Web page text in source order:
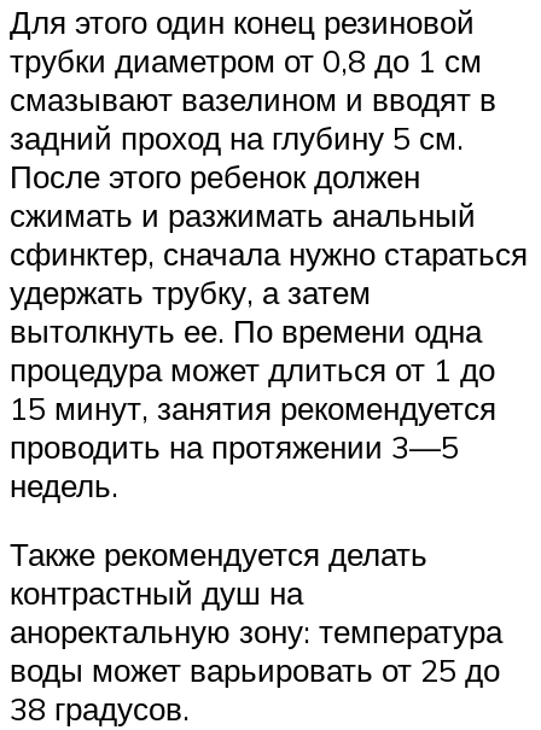
Для этого один конец резиновой
трубки диаметром от 0,8 до 1 см
смазывают вазелином и вводят в
задний проход на глубину 5 см.
После этого ребенок должен
сжимать и разжимать анальный
сфинктер, сначала нужно стараться
удержать трубку, а затем
вытолкнуть ее. По времени одна
процедура может длиться от 1 до
15 минут, занятия рекомендуется
проводить на протяжении 3—5
недель.
Также рекомендуется делать
контрастный душ на
аноректальную зону: температура
воды может варьировать от 25 до
38 градусов.